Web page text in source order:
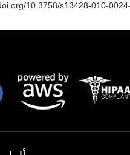
10.3758/s13428-010-